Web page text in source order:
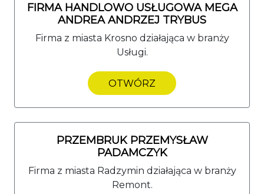
FIRMA HANDLOWO USŁUGOWA MEGA
ANDREA ANDRZEJ TRYBUS
Firma z miasta Krosno działająca w branży
Usługi.
OTWÓRZ
PRZEMBRUK PRZEMYSŁAW
PADAMCZYK
Firma z miasta Radzymin działająca w branży
Remont.